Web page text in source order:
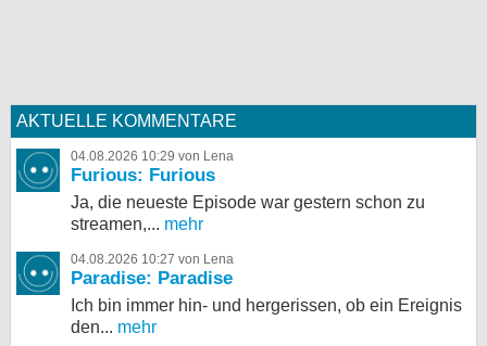
AKTUELLE KOMMENTARE
04.08.2026 10:29 von Lena
Furious: Furious
Ja, die neueste Episode war gestern schon zu
streamen,... mehr
04.08.2026 10:27 von Lena
Paradise: Paradise
Ich bin immer hin- und hergerissen, ob ein Ereignis
den... mehr